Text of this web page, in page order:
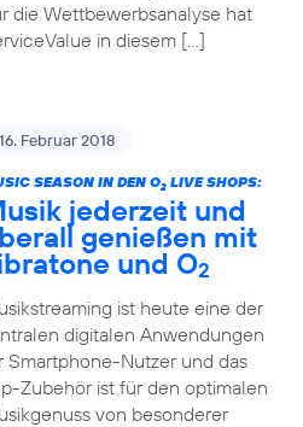
die Wettbewerbsanalyse hat
in diesem […]
16. Februar 2018
SEASON IN DEN O2LIVE SHOPS:
jederzeit und
genießen mit
und O2
ist heute eine der
digitalen Anwendungen
Smartphone-Nutzer und das
Zubehör ist für den optimalen
von besonderer